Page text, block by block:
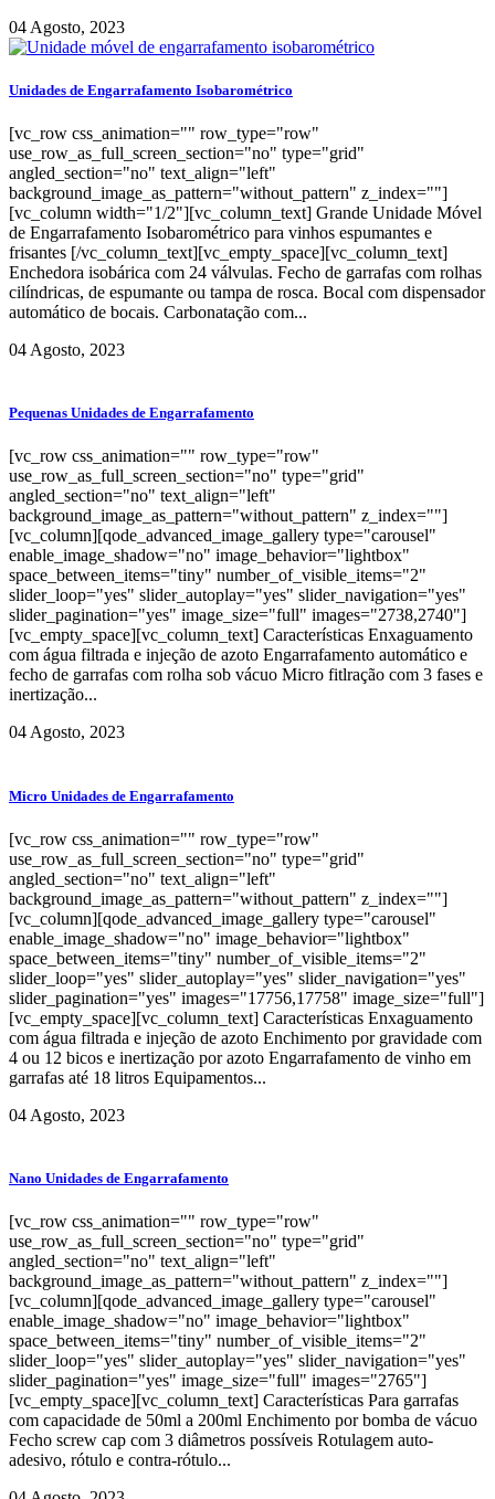
04 Agosto, 2023
Unidades de Engarrafamento Isobarométrico
[vc_row css_animation="" row_type="row"
use_row_as_full_screen_section="no" type="grid"
angled_section="no" text_align="left"
background_image_as_pattern="without_pattern" z_index=""]
[vc_column width="1/2"][vc_column_text] Grande Unidade Móvel
de Engarrafamento Isobarométrico para vinhos espumantes e
frisantes [/vc_column_text][vc_empty_space][vc_column_text]
Enchedora isobárica com 24 válvulas. Fecho de garrafas com rolhas
cilíndricas, de espumante ou tampa de rosca. Bocal com dispensador
automático de bocais. Carbonatação com...
04 Agosto, 2023
Pequenas Unidades de Engarrafamento
[vc_row css_animation="" row_type="row"
use_row_as_full_screen_section="no" type="grid"
angled_section="no" text_align="left"
background_image_as_pattern="without_pattern" z_index=""]
[vc_column][qode_advanced_image_gallery type="carousel"
enable_image_shadow="no" image_behavior="lightbox"
space_between_items="tiny" number_of_visible_items="2"
slider_loop="yes" slider_autoplay="yes" slider_navigation="yes"
slider_pagination="yes" image_size="full" images="2738,2740"]
[vc_empty_space][vc_column_text] Características Enxaguamento
com água filtrada e injeção de azoto Engarrafamento automático e
fecho de garrafas com rolha sob vácuo Micro fitlração com 3 fases e
inertização...
04 Agosto, 2023
Micro Unidades de Engarrafamento
[vc_row css_animation="" row_type="row"
use_row_as_full_screen_section="no" type="grid"
angled_section="no" text_align="left"
background_image_as_pattern="without_pattern" z_index=""]
[vc_column][qode_advanced_image_gallery type="carousel"
enable_image_shadow="no" image_behavior="lightbox"
space_between_items="tiny" number_of_visible_items="2"
slider_loop="yes" slider_autoplay="yes" slider_navigation="yes"
slider_pagination="yes" images="17756,17758" image_size="full"]
[vc_empty_space][vc_column_text] Características Enxaguamento
com água filtrada e injeção de azoto Enchimento por gravidade com
4 ou 12 bicos e inertização por azoto Engarrafamento de vinho em
garrafas até 18 litros Equipamentos...
04 Agosto, 2023
Nano Unidades de Engarrafamento
[vc_row css_animation="" row_type="row"
use_row_as_full_screen_section="no" type="grid"
angled_section="no" text_align="left"
background_image_as_pattern="without_pattern" z_index=""]
[vc_column][qode_advanced_image_gallery type="carousel"
enable_image_shadow="no" image_behavior="lightbox"
space_between_items="tiny" number_of_visible_items="2"
slider_loop="yes" slider_autoplay="yes" slider_navigation="yes"
slider_pagination="yes" image_size="full" images="2765"]
[vc_empty_space][vc_column_text] Características Para garrafas
com capacidade de 50ml a 200ml Enchimento por bomba de vácuo
Fecho screw cap com 3 diâmetros possíveis Rotulagem auto-
adesivo, rótulo e contra-rótulo...